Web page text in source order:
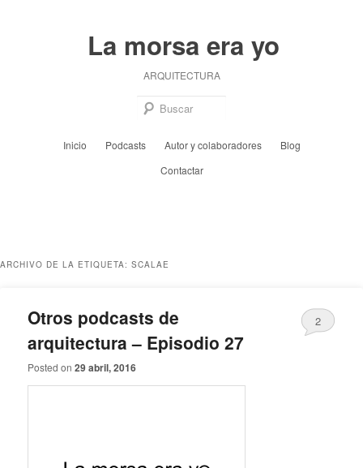
La morsa era yo
ARQUITECTURA
Inicio Podcasts Autor y colaboradores
Blog
Contactar
ARCHIVO DE LA ETIQUETA: SCALAE
Otros podcasts de
arquitectura – Episodio 27
Posted on29 abril, 2016
2